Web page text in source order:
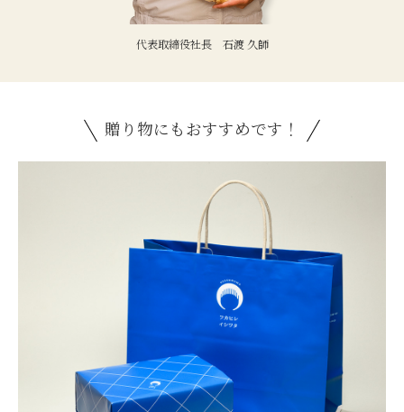
代表取締役社長 石渡 久師
贈り物にもおすすめです！